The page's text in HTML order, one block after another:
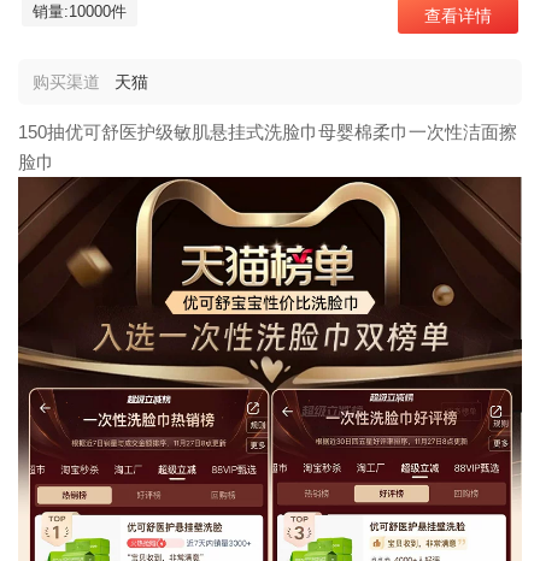
销量:10000件 查看详情
购买渠道 天猫
150抽优可舒医护级敏肌悬挂式洗脸巾母婴棉柔巾一次性洁面擦
脸巾